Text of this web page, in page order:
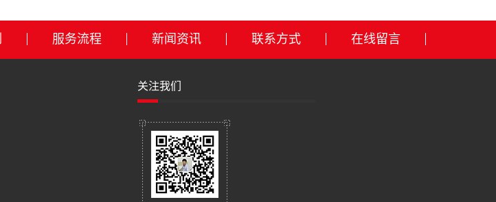
服务流程 新闻资讯 联系方式 在线留言
关注我们